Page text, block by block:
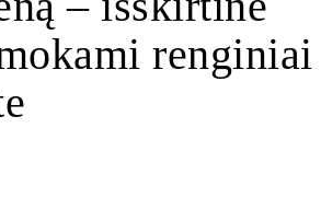
renginiai